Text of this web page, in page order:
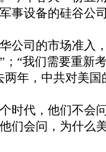
事设备的硅谷公
公司的市场准入
；“我们需要重新
两年，中共对美
时代，他们不会
们会问，为什么